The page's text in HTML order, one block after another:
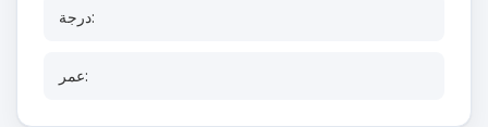
درجة:
عمر: